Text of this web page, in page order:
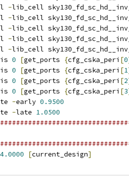
-lib_cell
-lib_cell
-lib_cell
-lib_cell
-lib_cell
0 [get_ports {cfg_cska_peri [0
0 [get_ports {cfg_cska_peri [1
0 [get_ports {cfg_cska_peri [2
0 [get_ports {cfg_cska_peri [3
-early 0.9500
-late 1.0500
4.0000 [current_design]